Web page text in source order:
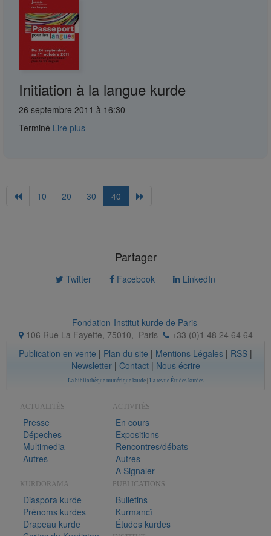
Initiation à la langue kurde
26 septembre 2011 à 16:30
Terminé Lire plus
10 20 30 40
Partager
Twitter Facebook LinkedIn
Fondation-Institut kurde de Paris
106 Rue La Fayette, 75010, Paris
+33 (0)1 48 24 64 64
Publication en vente | Plan du site | Mentions Légales | RSS |
Newsletter| Contact| Nous écrire
La bibliothèque numérique kurde| La revue Études kurdes
ACTUALITÉS
Presse
Dépeches
Multimedia
Autres
ACTIVITÉS
En cours
Expositions
Rencontres/débats
Autres
A Signaler
KURDORAMA
Diaspora kurde
Prénoms kurdes
Drapeau kurde
PUBLICATIONS
Bulletins
Kurmancî
Études kurdes